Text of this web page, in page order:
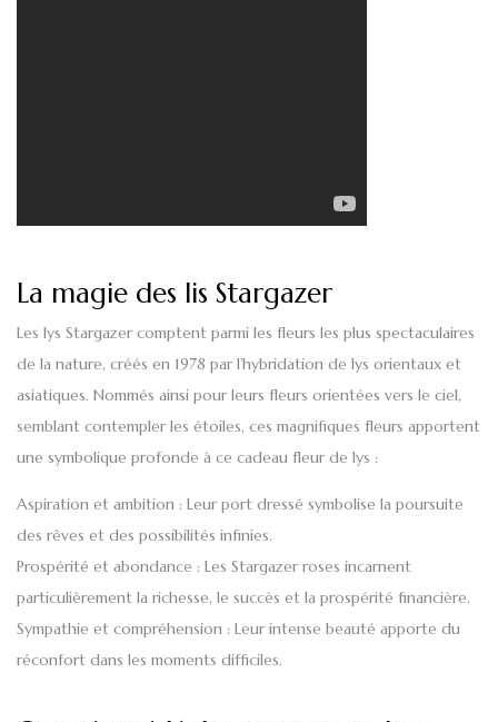
La magie des lis Stargazer
Les lys Stargazercomptent parmi les fleurs les plus spectaculaires
de la nature, créés en 1978 par l’hybridation de lys orientaux et
asiatiques. Nommés ainsi pour leurs fleurs orientées vers le ciel,
semblant contempler les étoiles, ces magnifiques fleurs apportent
une symbolique profonde à ce cadeau fleur de lys :
Aspiration et ambition : Leur port dressé symbolise la poursuite
des rêves et des possibilités infinies.
Prospérité et abondance : Les Stargazer roses incarnent
particulièrement la richesse, le succès et la prospérité financière.
Sympathie et compréhension : Leur intense beauté apporte du
réconfort dans les moments difficiles.